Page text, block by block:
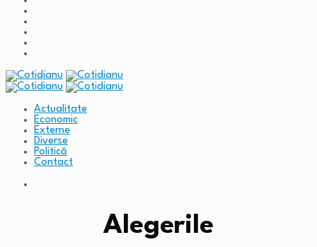
Actualitate
Economic
Externe
Diverse
Politică
Contact
Alegerile